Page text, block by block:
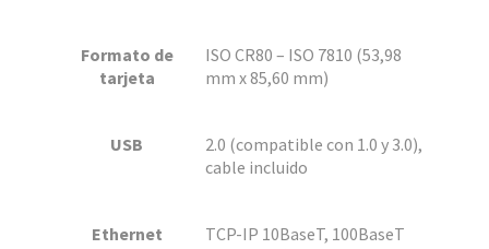
Formato de
tarjeta
ISO CR80 – ISO 7810 (53,98
mm x 85,60 mm)
USB
2.0 (compatible con 1.0 y 3.0),
cable incluido
Ethernet
TCP-IP 10BaseT, 100BaseT